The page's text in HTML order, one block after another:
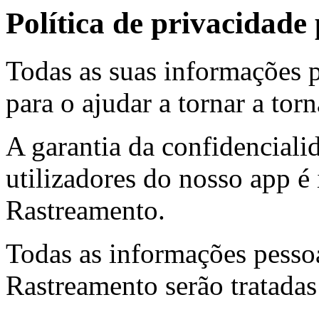
Política de
Todas as suas informações
para o ajudar a tornar a
A garantia da
utilizadores do nosso app
Rastreamento.
Todas as informações
Rastreamento serão